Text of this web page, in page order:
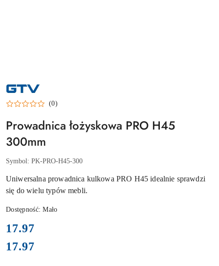
NAZWA
PRODUCENTA:
GTV
(0)
Prowadnica łożyskowa PRO H45
300mm
Symbol: PK-PRO-H45-300
Uniwersalna prowadnica kulkowa PRO H45 idealnie sprawdzi
się do wielu typów mebli.
Dostępność:Mało
cena:
17.97
Cena:
17.97